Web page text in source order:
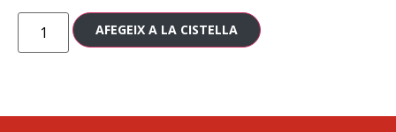
AFEGEIX A LA CISTELLA